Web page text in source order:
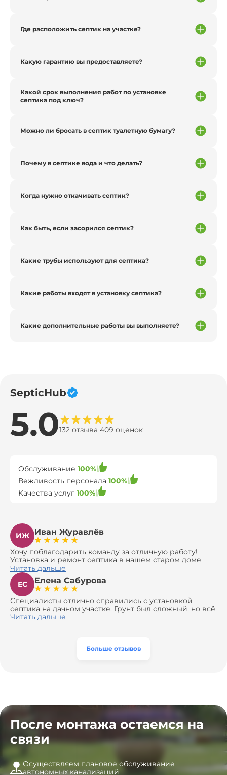
Где расположить септик на участке?
Какую гарантию вы предоставляете?
Какой срок выполнения работ по установке
септика под ключ?
Можно ли бросать в септик туалетную бумагу?
Почему в септике вода и что делать?
Когда нужно откачивать септик?
Как быть, если засорился септик?
Какие трубы используют для септика?
Какие работы входят в установку септика?
Какие дополнительные работы вы выполняете?
SepticHub
5.0132 отзыва 409 оценок
Обслуживание 100%
Вежливость персонала 100%
Качества услуг 100%
ИЖ Иван Журавлёв
Хочу поблагодарить команду за отличную работу!
Установка и ремонт септика в нашем старом доме
оказались сложной задачей, но ребята справились на
все 100%. Всё сделали аккуратно и профессионально.
Давали полезные рекомендации, не пытались
навязать ничего лишнего, помогли с выбором и
доставкой материалов, что позволило нам
сэкономить. Выполнили монтаж и демонтаж
оборудования, заменили трубы, обновили
эту компанию всем, кто ищет надёжных
Читать дальше
ЕС
Елена Сабурова
Специалисты отлично справились с установкой
септика на дачном участке. Грунт был сложный, но всё
сделали быстро и аккуратно. Помогли выбрать
Читать дальше
Больше отзывов
После монтажа остаемся на
связи
Осуществляем плановое обслуживание
автономных канализаций